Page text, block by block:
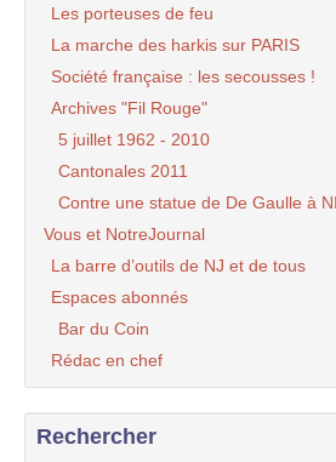
Les porteuses de feu
La marche des harkis sur PARIS
Société française : les secousses !
Archives "Fil Rouge"
5 juillet 1962 - 2010
Cantonales 2011
Contre une statue de De Gaulle à
Vous et NotreJournal
La barre d’outils de NJ et de tous
Espaces abonnés
Bar du Coin
Rédac en chef
Rechercher